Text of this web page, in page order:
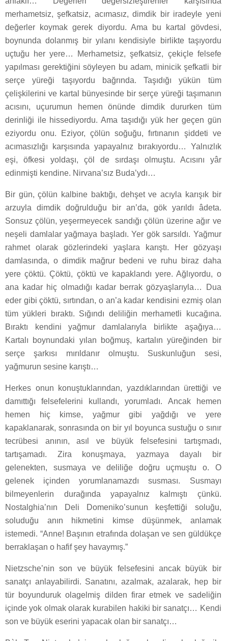
merhametsiz, şefkatsiz, acımasız, dimdik bir iradeyle yeni
değerler koymak gerek diyordu. Ama bu kartal gövdesi,
boynunda dolanmış bir yılanı kendisiyle birlikte taşıyordu
uçtuğu her yere… Merhametsiz, şefkatsiz, çekiçle felsefe
yapılması gerektiğini söyleyen bu adam, minicik şefkatli bir
serçe yüreği taşıyordu bağrında. Taşıdığı yükün tüm
çelişkilerini ve kartal bünyesinde bir serçe yüreği taşımanın
acısını, uçurumun hemen önünde dimdik dururken tüm
derinliği ile hissediyordu. Ama taşıdığı yük her geçen gün
eziyordu onu. Eziyor, çölün soğuğu, fırtınanın şiddeti ve
acımasızlığı karşısında yapayalnız bırakıyordu… Yalnızlık
eşi, öfkesi yoldaşı, çöl de sırdaşı olmuştu. Acısını yâr
edinmişti kendine. Nirvana’sız Buda’ydı…
Bir gün, çölün kalbine baktığı, dehşet ve acıyla karışık bir
arzuyla dimdik doğrulduğu bir an’da, gök yarıldı âdeta.
Sonsuz çölün, yeşermeyecek sandığı çölün üzerine ağır ve
neşeli damlalar yağmaya başladı. Yer gök sarsıldı. Yağmur
rahmet olarak gözlerindeki yaşlara karıştı. Her gözyaşı
damlasında, o dimdik mağrur bedeni ve ruhu biraz daha
yere çöktü. Çöktü, çöktü ve kapaklandı yere. Ağlıyordu, o
ana kadar hiç olmadığı kadar berrak gözyaşlarıyla… Dua
eder gibi çöktü, sırtından, o an’a kadar kendisini ezmiş olan
tüm yükleri bıraktı. Sığındı deliliğin merhametli kucağına.
Bıraktı kendini yağmur damlalarıyla birlikte aşağıya…
Kartalı boynundaki yılan boğmuş, kartalın yüreğinden bir
serçe şarkısı mırıldanır olmuştu. Suskunluğun sesi,
yağmurun sesine karıştı…
Herkes onun konuştuklarından, yazdıklarından ürettiği ve
damıttığı felsefelerini kullandı, yorumladı. Ancak hemen
hemen hiç kimse, yağmur gibi yağdığı ve yere
kapaklanarak, sonrasında on bir yıl boyunca sustuğu o sınır
tecrübesi anının, asıl ve büyük felsefesini tartışmadı,
tartışamadı. Zira konuşmaya, yazmaya dayalı bir
gelenekten, susmaya ve deliliğe doğru uçmuştu o. O
gelenek içinden yorumlanamazdı susması. Susmayı
bilmeyenlerin durağında yapayalnız kalmıştı çünkü.
Nostalghia’nın Deli Domeniko’sunun keşfettiği soluğu,
soluduğu anın hikmetini kimse düşünmek, anlamak
istemedi. “Anne! Başının etrafında dolaşan ve sen güldükçe
berraklaşan o hafif şey havaymış.”
Nietzsche’nin son ve büyük felsefesini ancak büyük bir
sanatçı anlayabilirdi. Sanatını, azalmak, azalarak, hep bir
tür boyunduruk olagelmiş dilden firar etmek ve sadeliğin
içinde yok olmak olarak kurabilen hakiki bir sanatçı… Kendi
son ve büyük eserini yapacak olan bir sanatçı…